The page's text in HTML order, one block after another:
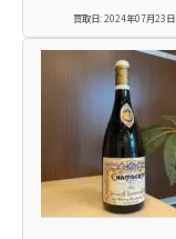
買取日: 2024年07月23日